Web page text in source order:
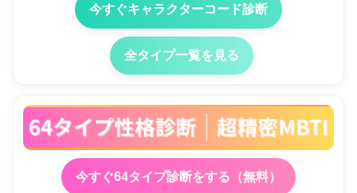
今すぐキャラクターコード診断
全タイプ一覧を見る
今すぐ64タイプ診断をする（無料）